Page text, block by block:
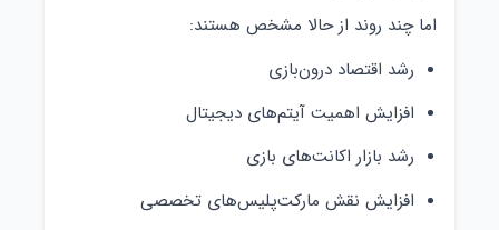
اما چند روند از حالا مشخص هستند:
رشد اقتصاد درون‌بازی
افزایش اهمیت آیتم‌های دیجیتال
رشد بازار اکانت‌های بازی
افزایش نقش مارکت‌پلیس‌های تخصصی